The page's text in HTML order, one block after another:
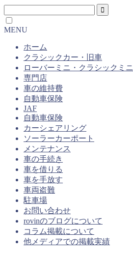
MENU
ホーム
クラシックカー・旧車
ローバーミニ・クラシックミニ
専門店
車の維持費
自動車保険
JAF
自動車保険
カーシェアリング
ソーラーカーポート
メンテナンス
車の手続き
車を借りる
車を手放す
車両盗難
駐車場
お問い合わせ
rovinのブログについて
コラム掲載について
他メディアでの掲載実績